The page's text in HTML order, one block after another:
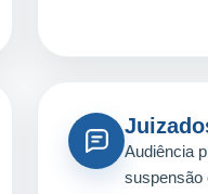
Audiência
suspensão